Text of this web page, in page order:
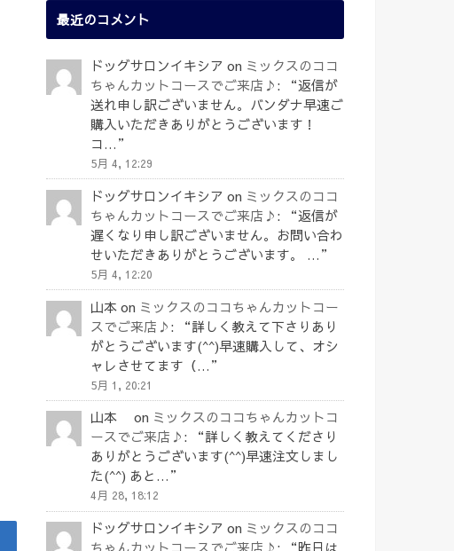
最近のコメント
ドッグサロンイキシア on ミックスのココ
ちゃんカットコースでご来店♪ : “返信が
送れ申し訳ございません。バンダナ早速ご
購入いただきありがとうございます！
コ… ”
5月 4, 12:29
ドッグサロンイキシア on ミックスのココ
ちゃんカットコースでご来店♪ : “返信が
遅くなり申し訳ございません。お問い合わ
せいただきありがとうございます。 … ”
5月 4, 12:20
山本 on ミックスのココちゃんカットコー
スでご来店♪ : “詳しく教えて下さりあり
がとうございます(^^)早速購入して、オシ
ャレさせてます（… ”
5月 1, 20:21
山本 on ミックスのココちゃんカットコ
ースでご来店♪ : “詳しく教えてくださり
ありがとうございます(^^)早速注文しまし
た(^^) あと… ”
4月 28, 18:12
ドッグサロンイキシア on ミックスのココ